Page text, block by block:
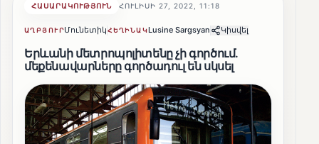
ՀԱՍԱՐԱԿՈՒԹՅՈՒՆ ՀՈՒԼԻՍԻ 27, 2022, 11:18
ԱՂԲՅՈՒՐՄունետիկՀԵՂԻՆԱԿLusine Sargsyan Կիսվել
Երևանի մետրոպոլիտենը չի գործում.
մեքենավարները գործադուլ են սկսել